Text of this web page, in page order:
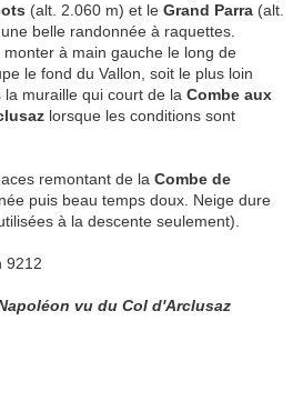
(alt. 2.060 m) et le Grand Parra (alt.
belle randonnée à raquettes.
à main gauche le long de
le fond du Vallon, soit le plus loin
muraille qui court de la Combe aux
lorsque les conditions sont
remontant de la Combe de
puis beau temps doux. Neige dure
à la descente seulement).
vu du Col d'Arclusaz